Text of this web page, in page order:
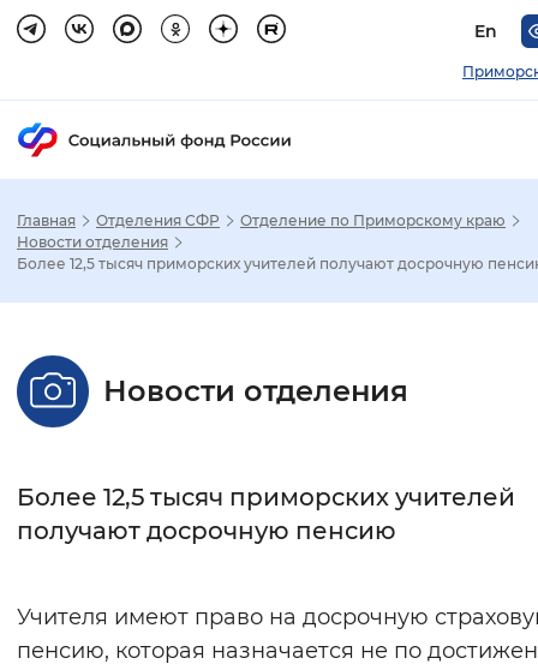
En
Настройка режима отображения
Стандартный Увеличенный
Нормальный Увеличенный
Главная Отделения СФР
Отделение по Приморскому краю
Новости отделения
Более 12,5 тысяч приморских учителей получают досрочную
Новости отделения
Более 12,5 тысяч приморских учителей
получают досрочную пенсию
Учителя имеют право на досрочную
пенсию, которая назначается не по